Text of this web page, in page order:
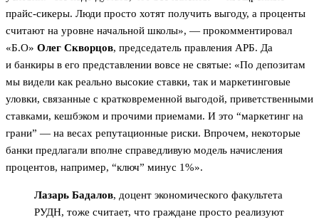
прайс-сикеры. Люди просто хотят получить выгоду, а проценты
считают на уровне начальной школы», — прокомментировал
«Б.О» Олег Скворцов, председатель правления АРБ. Да
и банкиры в его представлении вовсе не святые: «По депозитам
мы видели как реально высокие ставки, так и маркетинговые
уловки, связанные с кратковременной выгодой, приветственными
ставками, кешбэком и прочими приемами. И это “маркетинг на
грани” — на весах репутационные риски. Впрочем, некоторые
банки предлагали вполне справедливую модель начисления
процентов, например, “ключ” минус 1%».
Лазарь Бадалов, доцент экономического факультета
РУДН, тоже считает, что граждане просто реализуют